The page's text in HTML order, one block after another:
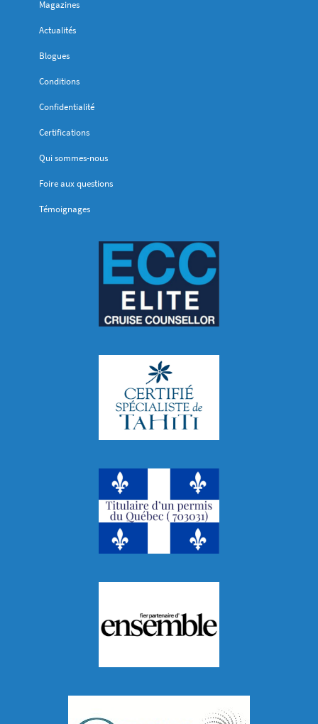
Magazines
Actualités
Blogues
Conditions
Confidentialité
Certifications
Qui sommes-nous
Foire aux questions
Témoignages